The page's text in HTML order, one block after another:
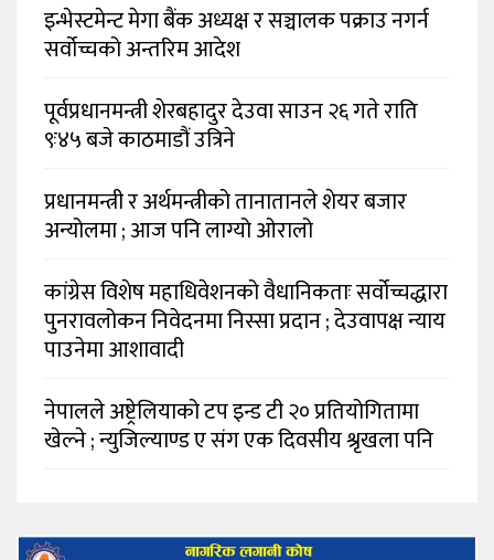
इन्भेस्टमेन्ट मेगा बैंक अध्यक्ष र सञ्चालक पक्राउ नगर्न
सर्वोच्चको अन्तरिम आदेश
पूर्वप्रधानमन्त्री शेरबहादुर देउवा साउन २६ गते राति
९ः४५ बजे काठमाडौं उत्रिने
प्रधानमन्त्री र अर्थमन्त्रीको तानातानले शेयर बजार
अन्योलमा ; आज पनि लाग्यो ओरालो
कांग्रेस विशेष महाधिवेशनको वैधानिकताः सर्वोच्चद्धारा
पुनरावलोकन निवेदनमा निस्सा प्रदान ; देउवापक्ष न्याय
पाउनेमा आशावादी
नेपालले अष्ट्रेलियाको टप इन्ड टी २० प्रतियोगितामा
खेल्ने ; न्युजिल्याण्ड ए संग एक दिवसीय श्रृखला पनि